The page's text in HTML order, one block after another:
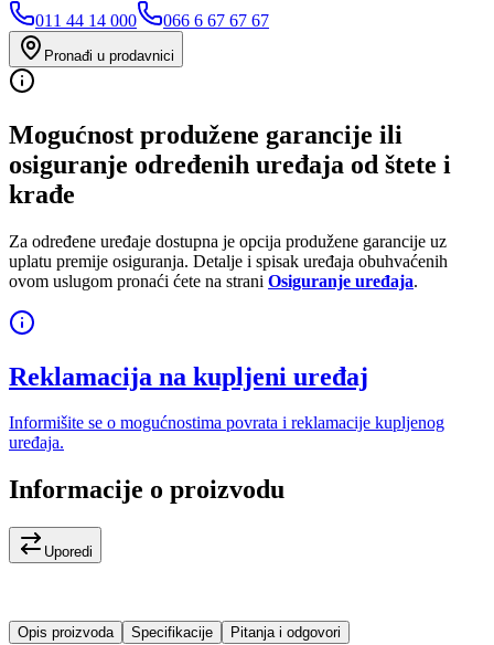
011 44 14 000
066 6 67 67 67
Pronađi u prodavnici
Mogućnost produžene garancije ili
osiguranje određenih uređaja od štete i
krađe
Za određene uređaje dostupna je opcija produžene garancije uz
uplatu premije osiguranja. Detalje i spisak uređaja obuhvaćenih
ovom uslugom pronaći ćete na strani Osiguranje uređaja.
Reklamacija na kupljeni uređaj
Informišite se o mogućnostima povrata i reklamacije kupljenog
uređaja.
Informacije o proizvodu
Uporedi
Opis proizvoda Specifikacije Pitanja i odgovori